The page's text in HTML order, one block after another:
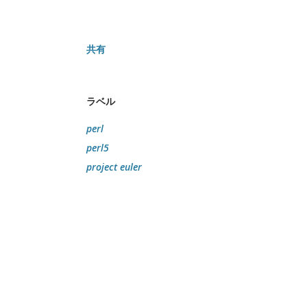
共有
ラベル
perl
perl5
project euler